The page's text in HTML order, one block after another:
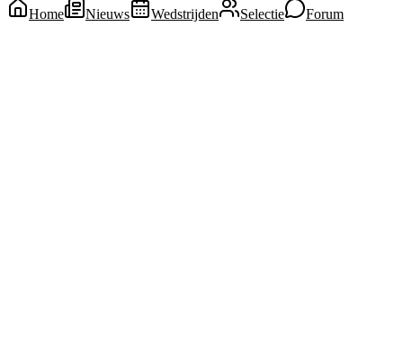
Home Nieuws Wedstrijden Selectie Forum